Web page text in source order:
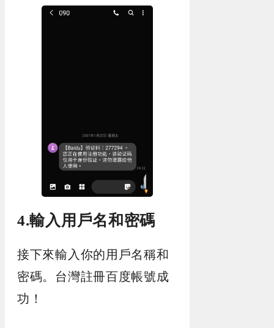
4.輸入用戶名和密碼
接下來輸入你的用戶名稱和
密碼。台灣註冊百度帳號成
功！